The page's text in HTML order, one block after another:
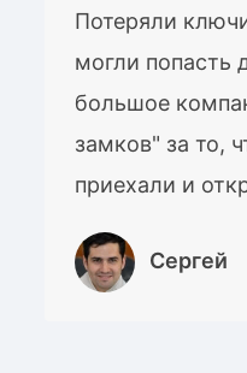
Потеряли
могли попасть
большое
замков" за то,
приехали и
Сергей